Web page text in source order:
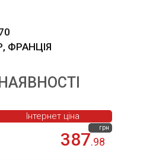
ФРАНЦІЯ
387.98
грн
Інтернет ціна